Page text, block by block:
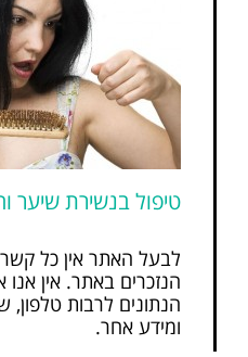
טיפול בנשירת שיער
לבעל האתר אין כל
הנזכרים באתר. אין אנו
הנתונים לרבות טלפון,
ומידע אחר.